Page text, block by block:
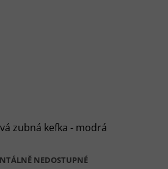
zubná kefka - modrá
NEDOSTUPNÉ